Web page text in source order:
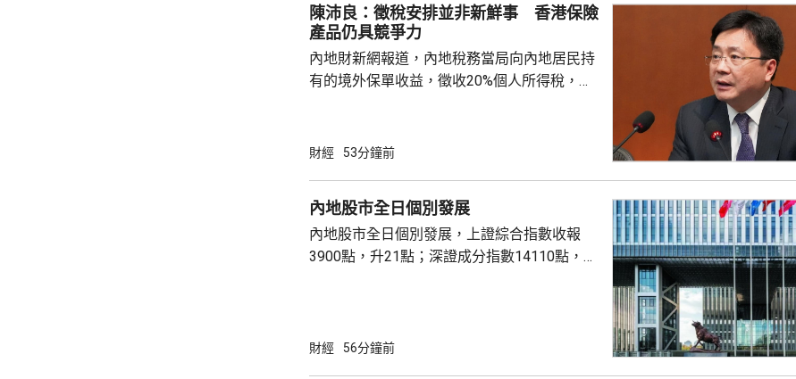
陳沛良：徵稅安排並非新鮮事 香港保險
產品仍具競爭力
內地財新網報道，內地稅務當局向內地居民持
有的境外保單收益，徵收20%個人所得稅，涉
措施未普遍推行，具體適用範圍有待官方說
報準則(CRS)，機制允許稅務機構間交換境外
投資信息，旨在打擊逃稅及避稅行為。近期由
於內地部分區域開始實際執行相...
財經 53分鐘前
內地股市全日個別發展
內地股市全日個別發展，上證綜合指數收報
3900點，升21點；深證成分指數14110點，跌
財經 56分鐘前